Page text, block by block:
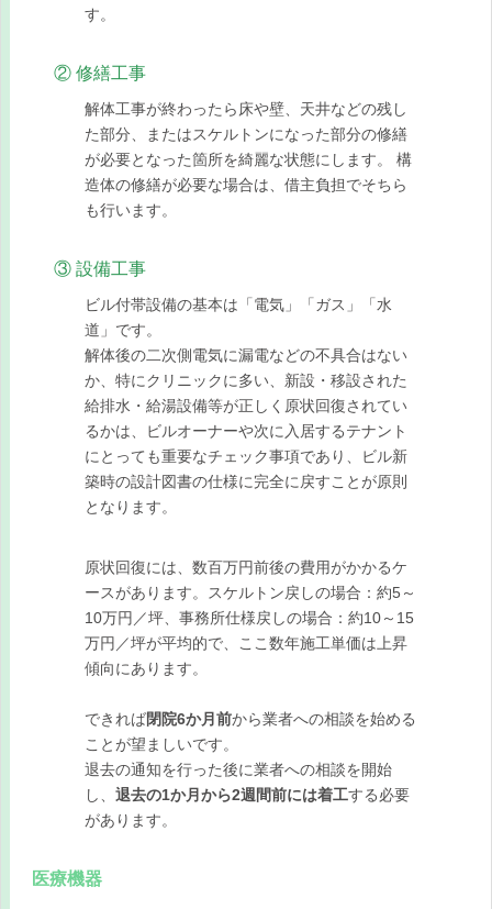
す。
② 修繕工事
解体工事が終わったら床や壁、天井などの残し
た部分、またはスケルトンになった部分の修繕
が必要となった箇所を綺麗な状態にします。 構
造体の修繕が必要な場合は、借主負担でそちら
も行います。
③ 設備工事
ビル付帯設備の基本は「電気」「ガス」「水
道」です。
解体後の二次側電気に漏電などの不具合はない
か、特にクリニックに多い、新設・移設された
給排水・給湯設備等が正しく原状回復されてい
るかは、ビルオーナーや次に入居するテナント
にとっても重要なチェック事項であり、ビル新
築時の設計図書の仕様に完全に戻すことが原則
となります。
原状回復には、数百万円前後の費用がかかるケ
ースがあります。スケルトン戻しの場合：約5～
10万円／坪、事務所仕様戻しの場合：約10～15
万円／坪が平均的で、ここ数年施工単価は上昇
傾向にあります。
できれば閉院6か月前から業者への相談を始める
ことが望ましいです。
退去の通知を行った後に業者への相談を開始
し、 退去の1か月から2週間前には着工する必要
があります。
医療機器